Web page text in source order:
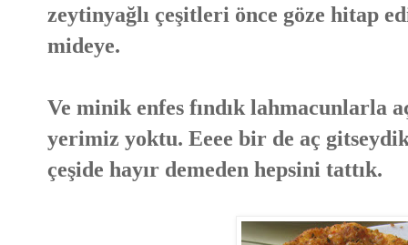
zeytinyağlı çeşitleri önce göze hitap
mideye.
Ve minik enfes fındık lahmacunlarla
yerimiz yoktu. Eeee bir de aç
çeşide hayır demeden hepsini tattık.